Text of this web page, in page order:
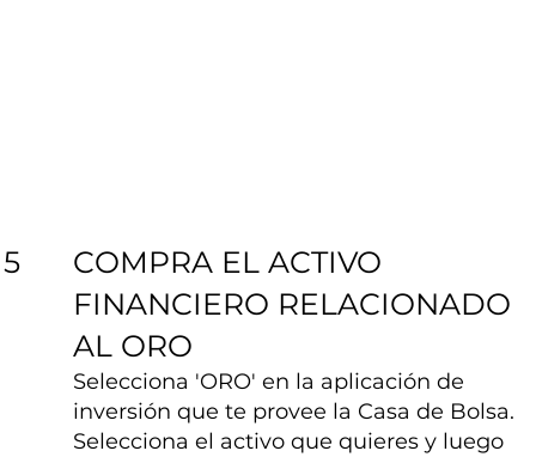
5
COMPRA EL ACTIVO
FINANCIERO RELACIONADO
AL ORO
Selecciona 'ORO' en la aplicación de
inversión que te provee la Casa de Bolsa.
Selecciona el activo que quieres y luego